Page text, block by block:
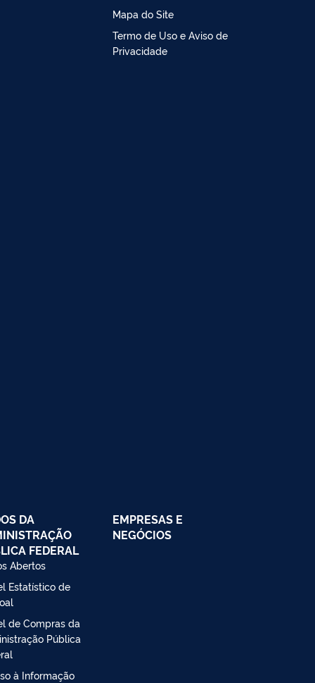
Mapa do Site
Termo de Uso e Aviso de
Privacidade
DA
FEDERAL
Abertos
Estatístico de
de Compras da
Pública
à Informação
EMPRESAS E
NEGÓCIOS